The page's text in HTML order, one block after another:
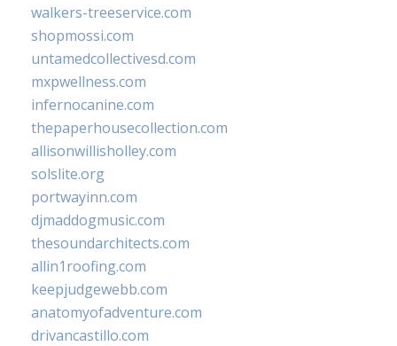
walkers-treeservice.com
shopmossi.com
untamedcollectivesd.com
mxpwellness.com
infernocanine.com
thepaperhousecollection.com
allisonwillisholley.com
solslite.org
portwayinn.com
djmaddogmusic.com
thesoundarchitects.com
allin1roofing.com
keepjudgewebb.com
anatomyofadventure.com
drivancastillo.com